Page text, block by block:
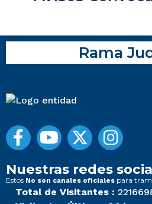
Rama
Nuestras redes
Estos No son canales oficiales para
Total de Visitantes :